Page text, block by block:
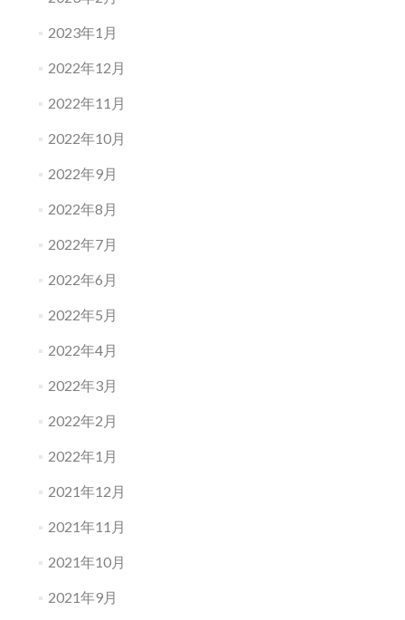
2023年1月
2022年12月
2022年11月
2022年10月
2022年9月
2022年8月
2022年7月
2022年6月
2022年5月
2022年4月
2022年3月
2022年2月
2022年1月
2021年12月
2021年11月
2021年10月
2021年9月